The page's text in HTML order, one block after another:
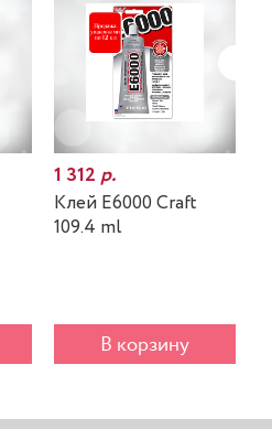
1 312р.
Клей E6000 Craft
109.4 ml
В корзину